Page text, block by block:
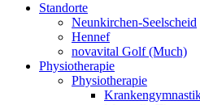
Standorte
Neunkirchen-Seelscheid
Hennef
novavital Golf (Much)
Physiotherapie
Physiotherapie